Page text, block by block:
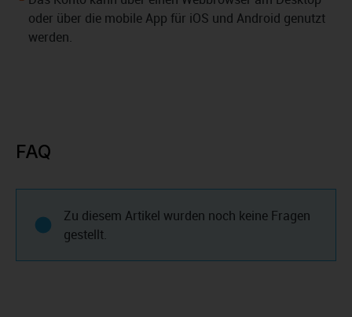
oder über die mobile App für iOS und Android genutzt
werden.
FAQ
Zu diesem Artikel wurden noch keine Fragen
gestellt.